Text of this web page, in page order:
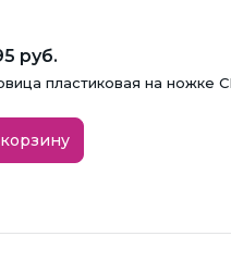
руб.
пластиковая на ножке